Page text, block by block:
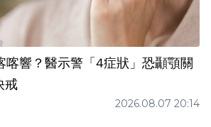
喀響？醫示警「4症狀」恐顳顎關
快戒
2026.08.07 20:14